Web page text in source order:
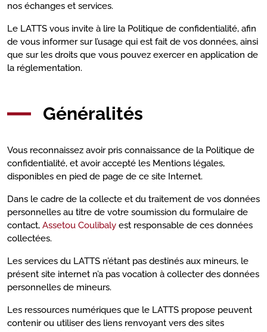
nos échanges et services.
Le LATTS vous invite à lire la Politique de confidentialité, afin
de vous informer sur l’usage qui est fait de vos données, ainsi
que sur les droits que vous pouvez exercer en application de
la réglementation.
Généralités
Vous reconnaissez avoir pris connaissance de la Politique de
confidentialité, et avoir accepté les Mentions légales,
disponibles en pied de page de ce site Internet.
Dans le cadre de la collecte et du traitement de vos données
personnelles au titre de votre soumission du formulaire de
contact, Assetou Coulibaly est responsable de ces données
collectées.
Les services du LATTS n’étant pas destinés aux mineurs, le
présent site internet n’a pas vocation à collecter des données
personnelles de mineurs.
Les ressources numériques que le LATTS propose peuvent
contenir ou utiliser des liens renvoyant vers des sites